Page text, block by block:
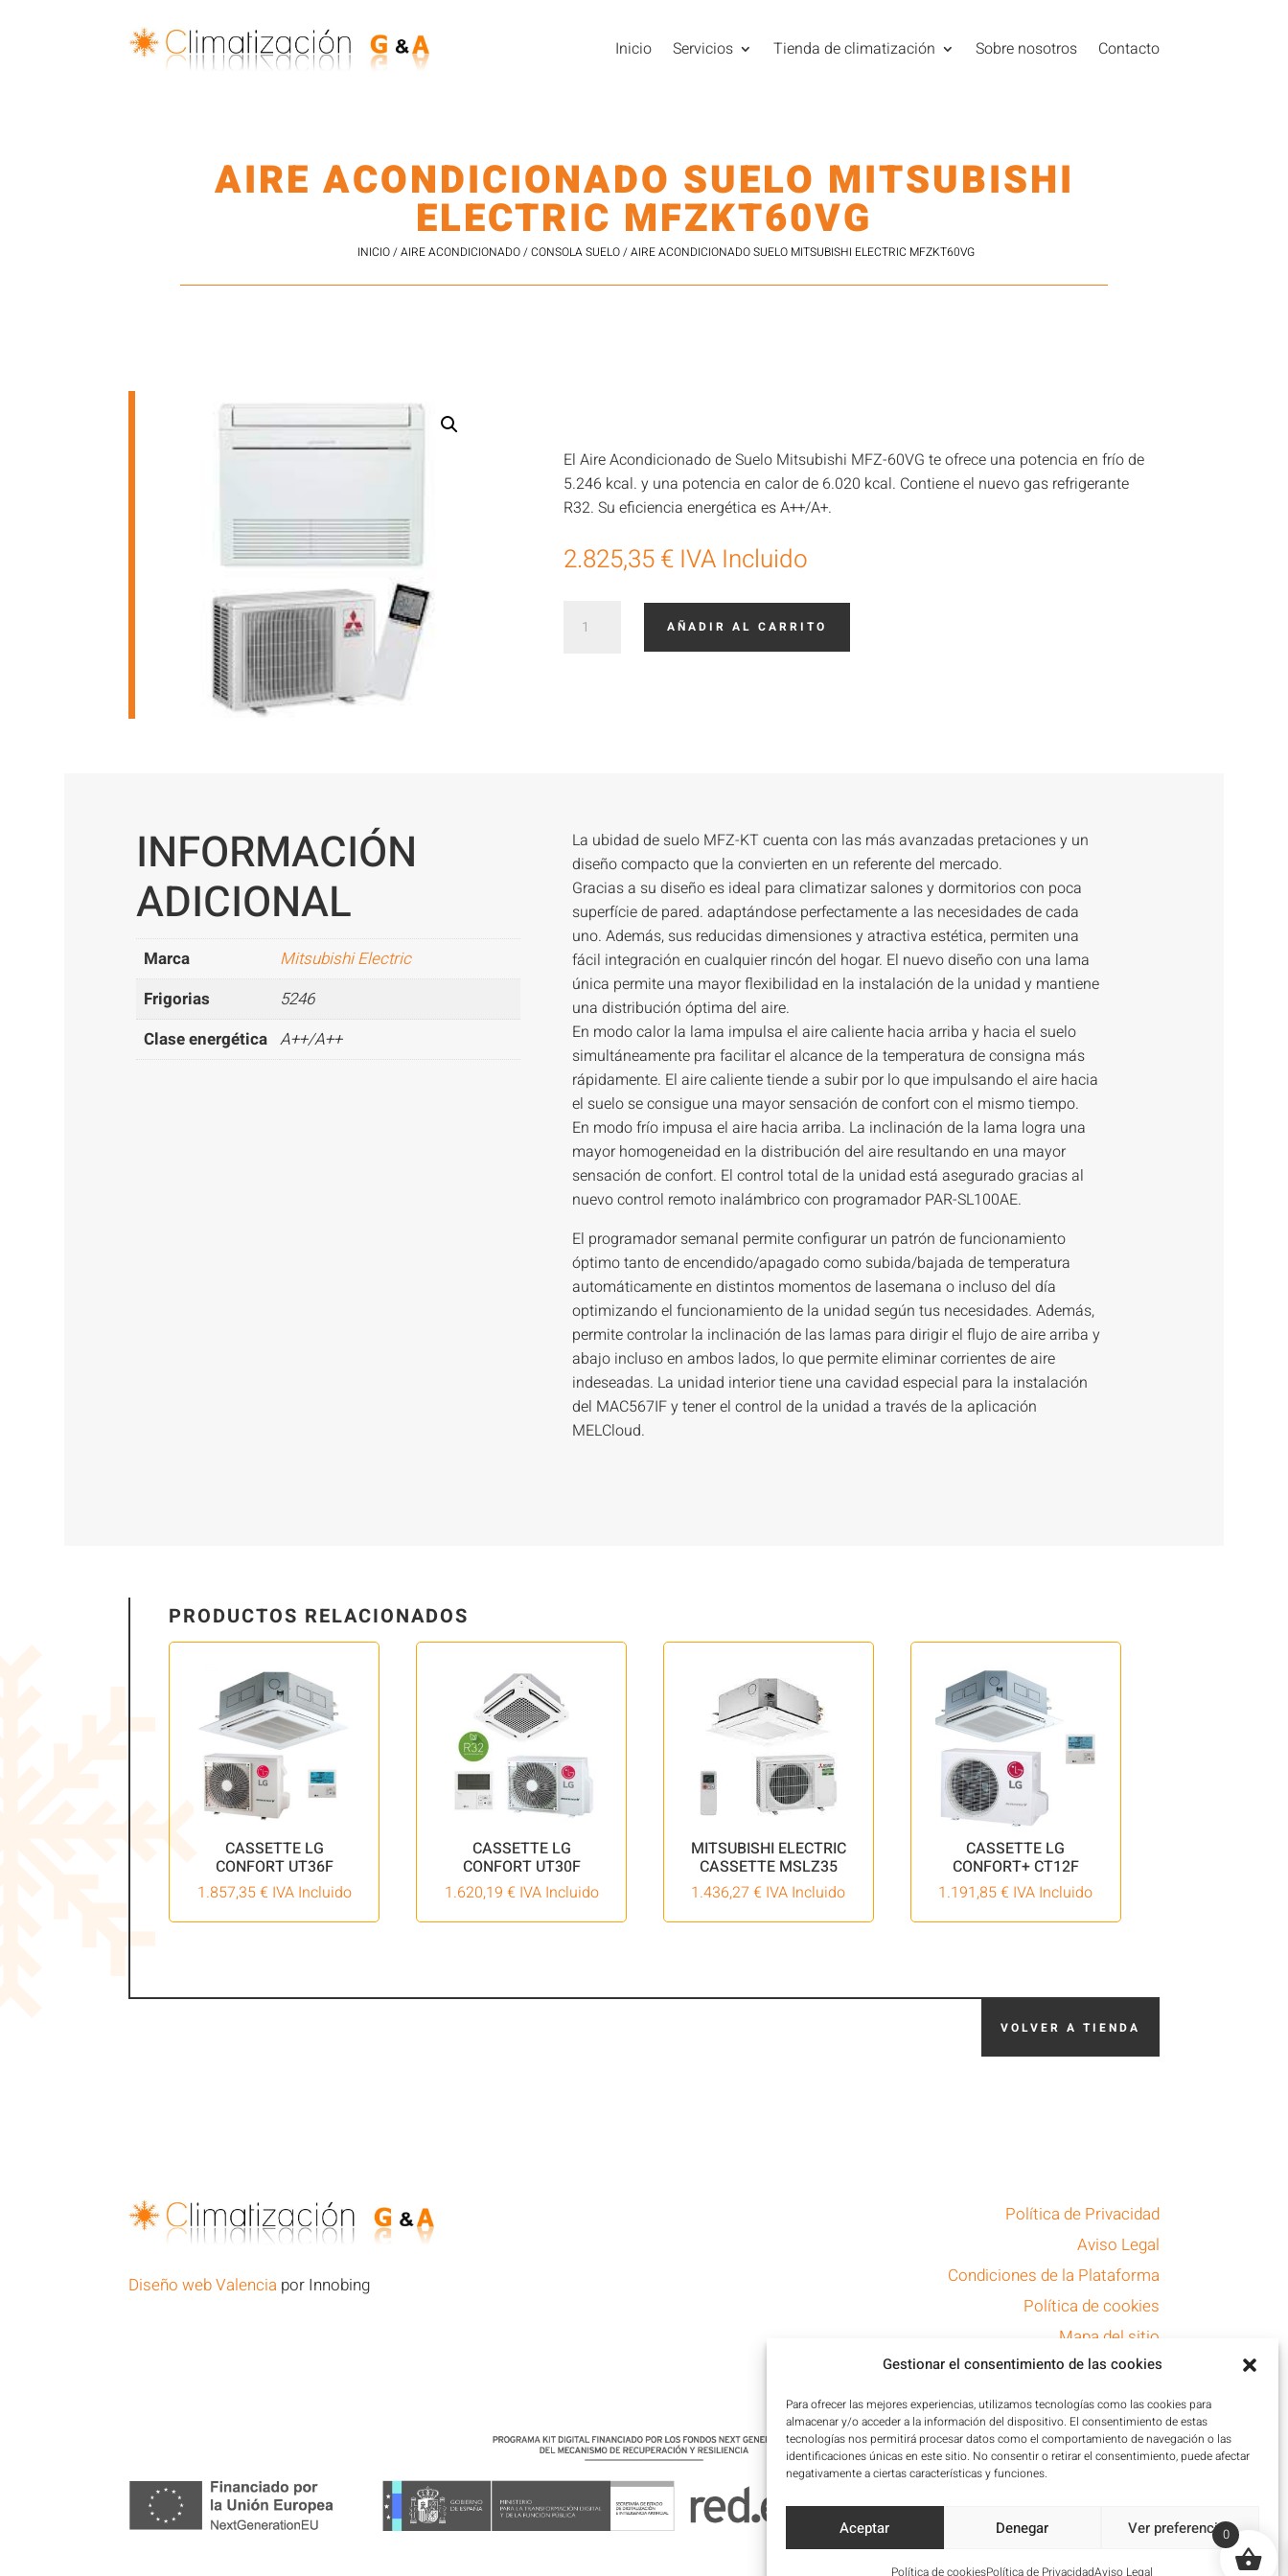
Gestionar el consentimiento de las cookies
Para ofrecer las mejores experiencias, utilizamos tecnologías como las cookies para
almacenar y/o acceder a la información del dispositivo. El consentimiento de estas
tecnologías nos permitirá procesar datos como el comportamiento de navegación o las
identificaciones únicas en este sitio. No consentir o retirar el consentimiento, puede afectar
negativamente a ciertas características y funciones.
Aceptar Denegar Ver preferencias
Política de cookiesPolítica de PrivacidadAviso Legal
Inicio Servicios Tienda de climatización Sobre nosotros Contacto
AIRE ACONDICIONADO SUELO MITSUBISHI
ELECTRIC MFZKT60VG
INICIO/AIRE ACONDICIONADO/CONSOLA SUELO/ AIRE ACONDICIONADO SUELO MITSUBISHI ELECTRIC MFZKT60VG
El Aire Acondicionado de Suelo Mitsubishi MFZ-60VG te ofrece una potencia en frío de
5.246 kcal. y una potencia en calor de 6.020 kcal. Contiene el nuevo gas refrigerante
R32. Su eficiencia energética es A++/A+.
2.825,35€ IVA Incluido
AcondicionadoAÑADIR AL CARRITO
INFORMACIÓN
ADICIONAL
Marca
Mitsubishi Electric
Frigorias
5246
Clase energética A++/A++
La ubidad de suelo MFZ-KT cuenta con las más avanzadas pretaciones y un
diseño compacto que la convierten en un referente del mercado.
Gracias a su diseño es ideal para climatizar salones y dormitorios con poca
superfície de pared. adaptándose perfectamente a las necesidades de cada
uno. Además, sus reducidas dimensiones y atractiva estética, permiten una
fácil integración en cualquier rincón del hogar. El nuevo diseño con una lama
única permite una mayor flexibilidad en la instalación de la unidad y mantiene
una distribución óptima del aire.
En modo calor la lama impulsa el aire caliente hacia arriba y hacia el suelo
simultáneamente pra facilitar el alcance de la temperatura de consigna más
rápidamente. El aire caliente tiende a subir por lo que impulsando el aire hacia
el suelo se consigue una mayor sensación de confort con el mismo tiempo.
En modo frío impusa el aire hacia arriba. La inclinación de la lama logra una
mayor homogeneidad en la distribución del aire resultando en una mayor
sensación de confort. El control total de la unidad está asegurado gracias al
nuevo control remoto inalámbrico con programador PAR-SL100AE.
El programador semanal permite configurar un patrón de funcionamiento
óptimo tanto de encendido/apagado como subida/bajada de temperatura
automáticamente en distintos momentos de lasemana o incluso del día
optimizando el funcionamiento de la unidad según tus necesidades. Además,
permite controlar la inclinación de las lamas para dirigir el flujo de aire arriba y
abajo incluso en ambos lados, lo que permite eliminar corrientes de aire
indeseadas. La unidad interior tiene una cavidad especial para la instalación
del MAC567IF y tener el control de la unidad a través de la aplicación
MELCloud.
PRODUCTOS RELACIONADOS
CASSETTE LG
CONFORT UT36F
1.857,35€ IVA Incluido
CASSETTE LG
CONFORT UT30F
1.620,19 € IVA Incluido
MITSUBISHI ELECTRIC
CASSETTE MSLZ35
1.436,27€ IVA Incluido
CASSETTE LG
CONFORT+ CT12F
1.191,85€ IVA Incluido
VOLVER A TIENDA
Diseño web Valencia por Innobing
Política de Privacidad
Aviso Legal
Condiciones de la Plataforma
Política de cookies
Mapa del sitio
Accesibilidad
0